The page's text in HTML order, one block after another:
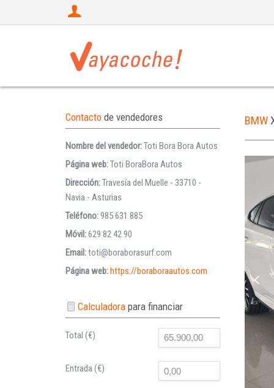
BMW
Contacto de vendedores
Nombre del vendedor:Toti Bora Bora Autos
Página web:Toti BoraBora Autos
Dirección:Travesía del Muelle - 33710 -
Navia - Asturias
Teléfono:985 631 885
Móvil:629 82 42 90
Email:toti@boraborasurf.com
Página web:https://boraboraautos.com
Calculadorapara financiar
Total (€)
Entrada (€)